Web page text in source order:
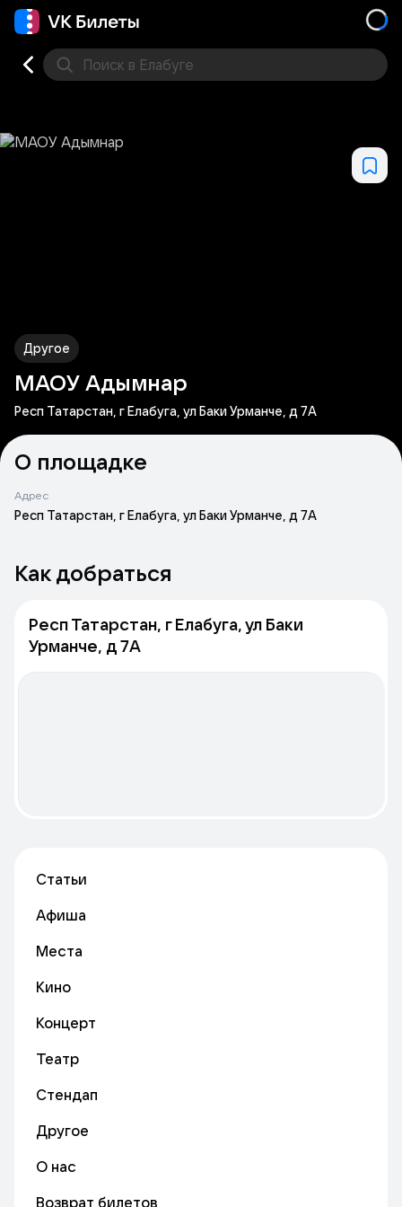
Поиск в Елабуге
Другое
МАОУ Адымнар
Респ Татарстан, г Елабуга, ул Баки Урманче, д 7А
О площадке
Адрес
Респ Татарстан, г Елабуга, ул Баки Урманче, д 7А
Как добраться
Респ Татарстан, г Елабуга, ул Баки
Урманче, д 7А
Статьи
Афиша
Места
Кино
Концерт
Театр
Стендап
Другое
О нас
Возврат билетов